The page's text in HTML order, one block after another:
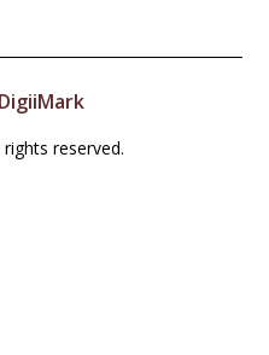
reserved.
DigiiMark